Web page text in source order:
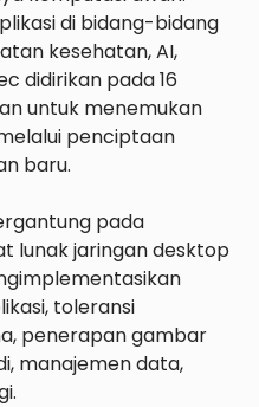
di bidang-bidang
kesehatan, AI,
didirikan pada 16
untuk menemukan
penciptaan
baru.
pada
lunak jaringan desktop
toleransi
penerapan gambar
manajemen data,